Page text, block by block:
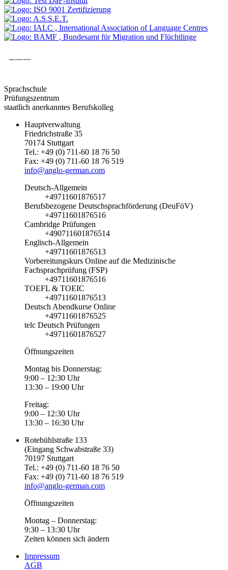
Sprachschule
Prüfungszentrum
staatlich anerkanntes Berufskolleg
Hauptverwaltung
Friedrichstraße 35
70174 Stuttgart
Tel.: +49 (0) 711-60 18 76 50
Fax: +49 (0) 711-60 18 76 519
info@anglo-german.com
Deutsch-Allgemein
+49711601876517
Berufsbezogene Deutschsprachförderung (DeuFöV)
+49711601876516
Cambridge Prüfungen
+490711601876514
Englisch-Allgemein
+49711601876513
Vorbereitungskurs Online auf die Medizinische
Fachsprachprüfung (FSP)
+49711601876516
TOEFL & TOEIC
+49711601876513
Deutsch Abendkurse Online
+49711601876525
telc Deutsch Prüfungen
+49711601876527
Öffnungszeiten
Montag bis Donnerstag:
9:00 – 12:30 Uhr
13:30 – 19:00 Uhr
Freitag:
9:00 – 12:30 Uhr
13:30 – 16:30 Uhr
Rotebühlstraße 133
(Eingang Schwabstraße 33)
70197 Stuttgart
Tel.: +49 (0) 711-60 18 76 50
Fax: +49 (0) 711-60 18 76 519
info@anglo-german.com
Öffnungszeiten
Montag – Donnerstag:
9:30 – 13:30 Uhr
Zeiten können sich ändern
Impressum
AGB